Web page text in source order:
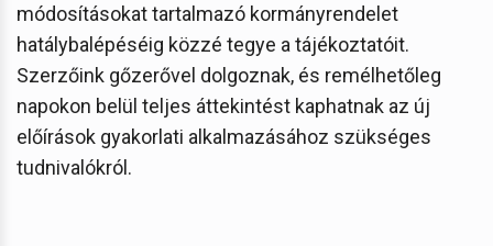
módosításokat tartalmazó kormányrendelet
hatálybalépéséig közzé tegye a tájékoztatóit.
Szerzőink gőzerővel dolgoznak, és remélhetőleg
napokon belül teljes áttekintést kaphatnak az új
előírások gyakorlati alkalmazásához szükséges
tudnivalókról.